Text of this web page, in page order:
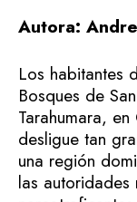
Autora:
Los habitantes
Bosques de
Tarahumara,
desligue tan
una región
las